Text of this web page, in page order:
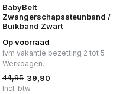
BabyBelt
Zwangerschapssteunband /
Buikband Zwart
Op voorraad
ivm vakantie bezetting 2 tot 5
Werkdagen.
44,95 39,90
Incl. btw